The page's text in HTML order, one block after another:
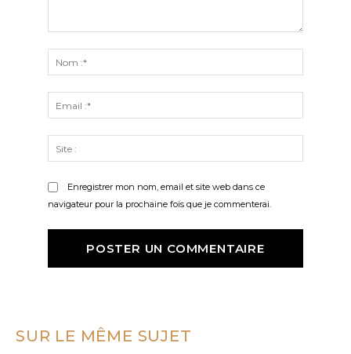
:*
:*
:
Enregistrer mon nom, email et site web dans ce
navigateur pour la prochaine fois que je commenterai.
SUR LE MÊME SUJET